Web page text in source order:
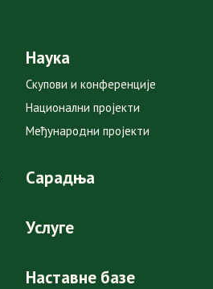
Наука
Скупови и конференције
Национални пројекти
Међународни пројекти
Сарадња
Услуге
Наставне базе